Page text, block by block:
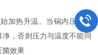
热升温。当锅内压力达
，否则压力与温度不能同
菌效果